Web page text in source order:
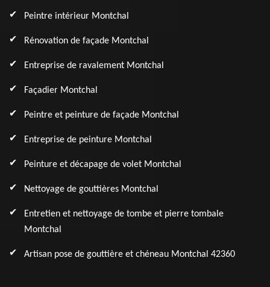
Peintre intérieur Montchal
Rénovation de façade Montchal
Entreprise de ravalement Montchal
Façadier Montchal
Peintre et peinture de façade Montchal
Entreprise de peinture Montchal
Peinture et décapage de volet Montchal
Nettoyage de gouttières Montchal
Entretien et nettoyage de tombe et pierre tombale
Montchal
Artisan pose de gouttière et chéneau Montchal 42360